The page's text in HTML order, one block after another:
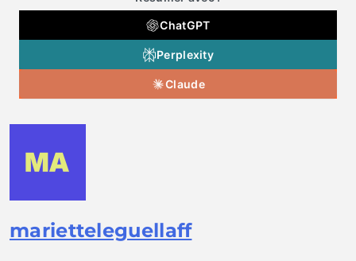
ChatGPT
Perplexity
Claude
marietteleguellaff